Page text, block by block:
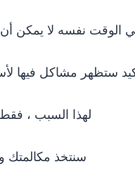
الوقت نفسه لا يمكن
ستظهر مشاكل فيها
لهذا السبب ، فقط
سنتخذ مكالمتك